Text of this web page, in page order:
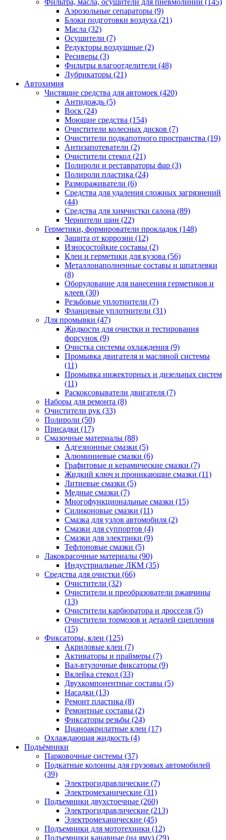
Фильтра, масла, осушители для пневмолинии (145)
Аэрозольные сепараторы (9)
Блоки подготовки воздуха (21)
Масла (32)
Осушители (7)
Редукторы воздушные (2)
Ресиверы (3)
Фильтры влагоотделители (48)
Лубрикаторы (21)
Автохимия
Чистящие средства для автомоек (420)
Антидождь (5)
Воск (24)
Моющие средства (154)
Очистители колесных дисков (7)
Очистители подкапотного пространства (19)
Антизапотеватели (2)
Очистители стекол (21)
Полироли и реставраторы фар (3)
Полироли пластика (24)
Размораживатели (6)
Средства для удаления сложных загрязнений
(44)
Средства для химчистки салона (89)
Чернители шин (22)
Герметики, формирователи прокладок (148)
Защита от коррозии (12)
Износостойкие составы (2)
Клеи и герметики для кузова (56)
Металлонаполненные составы и шпатлевки
(8)
Оборудование для нанесения герметиков и
клеев (30)
Резьбовые уплотнители (7)
Фланцевые уплотнители (31)
Для промывки (47)
Жидкости для очистки и тестирования
форсунок (9)
Очистка системы охлаждения (9)
Промывка двигателя и масляной системы
(11)
Промывка инжекторных и дизельных систем
(11)
Раскоксовыватели двигателя (7)
Наборы для ремонта (8)
Очистители рук (33)
Полироли (50)
Присадки (17)
Смазочные материалы (88)
Адгезионные смазки (5)
Алюминиевые смазки (6)
Графитовые и керамические смазки (7)
Жидкий ключ и проникающие смазки (11)
Литиевые смазки (5)
Медные смазки (7)
Многофункциональные смазки (15)
Силиконовые смазки (11)
Смазка для узлов автомобиля (2)
Смазки для суппортов (4)
Смазки для электрики (9)
Тефлоновые смазки (5)
Лакокрасочные материалы (90)
Индустриальные ЛКМ (35)
Средства для очистки (66)
Очистители (32)
Очистители и преобразователи ржавчины
(13)
Очистители карбюратора и дросселя (5)
Очистители тормозов и деталей сцепления
(15)
Фиксаторы, клеи (125)
Акриловые клеи (7)
Активаторы и праймеры (7)
Вал-втулочные фиксаторы (9)
Вклейка стекол (33)
Двухкомпонентные составы (5)
Насадки (13)
Ремонт пластика (8)
Ремонтные составы (2)
Фиксаторы резьбы (24)
Цианоакрилатные клеи (17)
Охлаждающая жидкость (4)
Подъёмники
Парковочные системы (37)
Подкатные колонны для грузовых автомобилей
(39)
Электрогидравлические (7)
Электромеханические (31)
Подъемники двухстоечные (260)
Электрогидравлические (213)
Электромеханические (45)
Подъемники для мототехники (12)
Подъемники канавные (на яму) (29)